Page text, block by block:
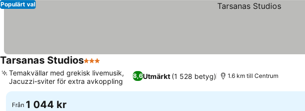
Populärt val
Tarsanas Studios3 Stjärnor
8,6Utmärkt (1 528 betyg)
Temakvällar med grekisk livemusik,
Jacuzzi-sviter för extra avkoppling
1.6 km till Centrum
Från 1 044 kr